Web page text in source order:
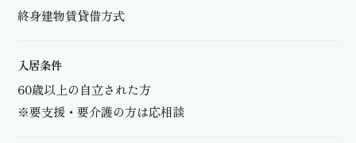
終身建物賃貸借方式
入居条件
60歳以上の自立された方
※要支援・要介護の方は応相談